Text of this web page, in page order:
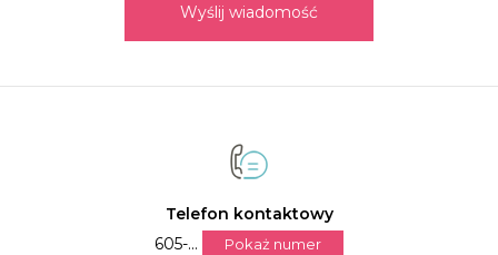
Wyślij wiadomość
Telefon kontaktowy
605-...
Pokaż numer